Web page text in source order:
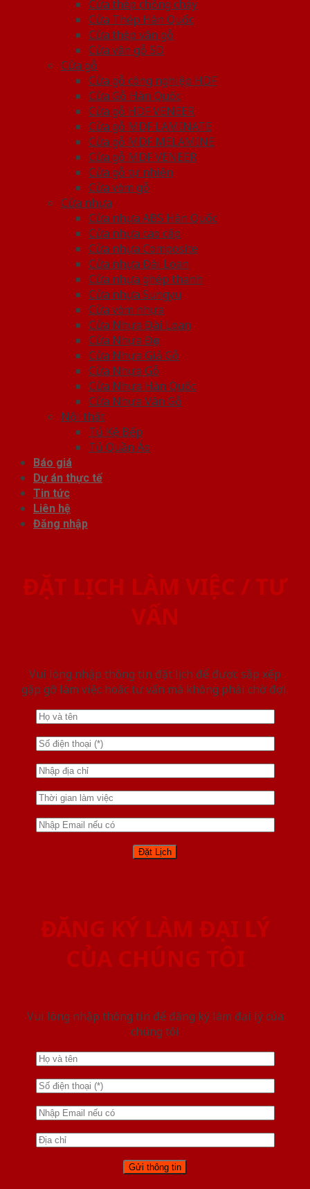
Cửa thép chống cháy
Cửa Thép Hàn Quốc
Cửa thép vân gỗ
Cửa vân gỗ 5D
Cửa gỗ
Cửa gỗ công nghiệp HDF
Cửa Gỗ Hàn Quốc
Cửa gỗ HDF VENEER
Cửa gỗ MDF LAMINATE
Cửa gỗ MDF MELAMINE
Cửa gỗ MDF VENEER
Cửa gỗ tự nhiên
Cửa vòm gỗ
Cửa nhựa
Cửa nhựa ABS Hàn Quốc
Cửa nhựa cao cấp
Cửa nhựa Composite
Cửa nhựa Đài Loan
Cửa nhựa ghép thanh
Cửa nhựa Sungyu
Cửa vòm nhựa
Cửa Nhựa Đài Loan
Cửa Nhựa Đẹp
Cửa Nhựa Giả Gỗ
Cửa Nhựa Gỗ
Cửa Nhựa Hàn Quốc
Cửa Nhựa Vân Gỗ
Nội thất
Tủ Kệ Bếp
Tủ Quần Áo
Báo giá
Dự án thực tế
Tin tức
Liên hệ
Đăng nhập
ĐẶT LỊCH LÀM VIỆC / TƯ
VẤN
Vui lòng nhập thông tin đặt lịch để được sắp xếp
gặp gỡ làm việc hoăc tư vấn mà không phải chờ đợi.
ĐĂNG KÝ LÀM ĐẠI LÝ
CỦA CHÚNG TÔI
Vui lòng nhập thông tin để đăng ký làm đại lý của
chúng tôi